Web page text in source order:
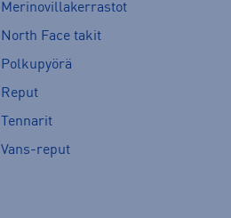
Merinovillakerrastot
North Face takit
Polkupyörä
Reput
Tennarit
Vans-reput